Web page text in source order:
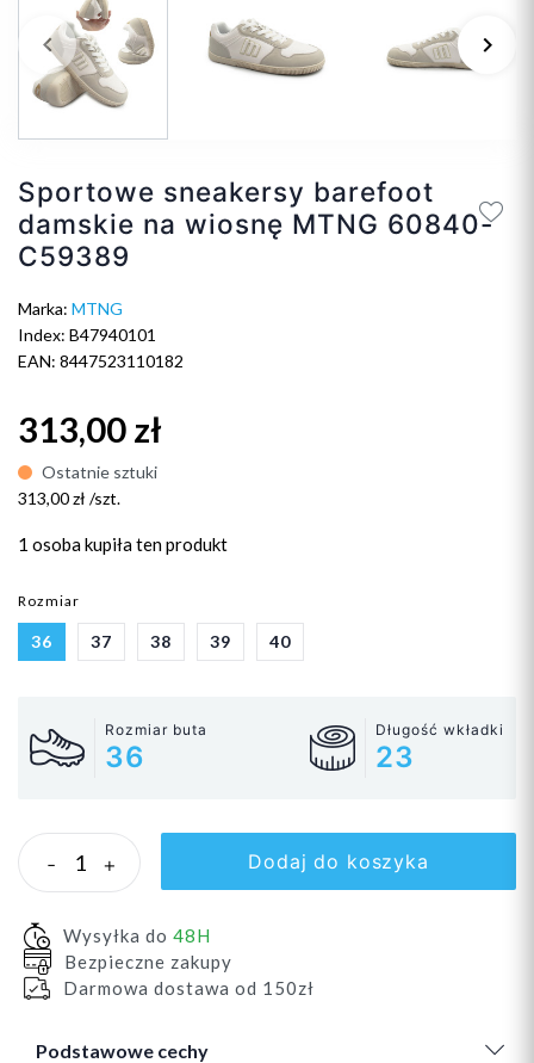
Poprzedni
keyboard_arrow_left keyboard_arrow_right
Sportowe sneakersy barefoot
damskie na wiosnę MTNG 60840-
C59389
Marka: MTNG
Index: B47940101
EAN: 8447523110182
313,00 zł
Ostatnie sztuki
313,00 zł /szt.
1 osobakupiła ten produkt
Rozmiar
36 37 38 39 40
Rozmiar buta
36
Długość wkładki
23
- + Dodaj do koszyka
Wysyłka do 48H
Bezpieczne zakupy
Darmowa dostawa od 150zł
Podstawowe cechy